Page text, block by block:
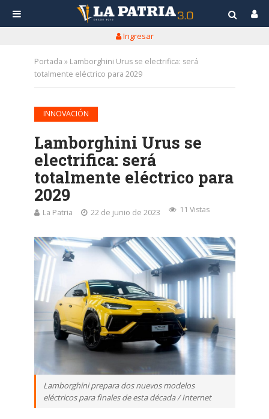
Ingresar
Portada » Lamborghini Urus se electrifica: será
totalmente eléctrico para 2029
INNOVACIÓN
Lamborghini Urus se
electrifica: será
totalmente eléctrico para
2029
La Patria 22 de junio de 2023 11 Vistas
Lamborghini prepara dos nuevos modelos
eléctricos para finales de esta década / Internet